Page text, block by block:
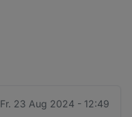
Fr. 23 Aug 2024 - 12:49